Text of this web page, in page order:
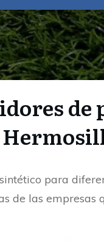
de
para
de las empresas